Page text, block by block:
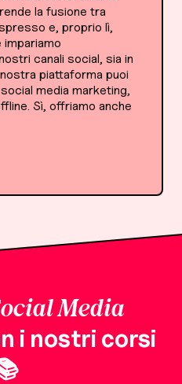
la fusione tra
e, proprio lì,
canali social, sia in
piattaforma puoi
media marketing,
Sì, offriamo anche
Media
i nostri corsi